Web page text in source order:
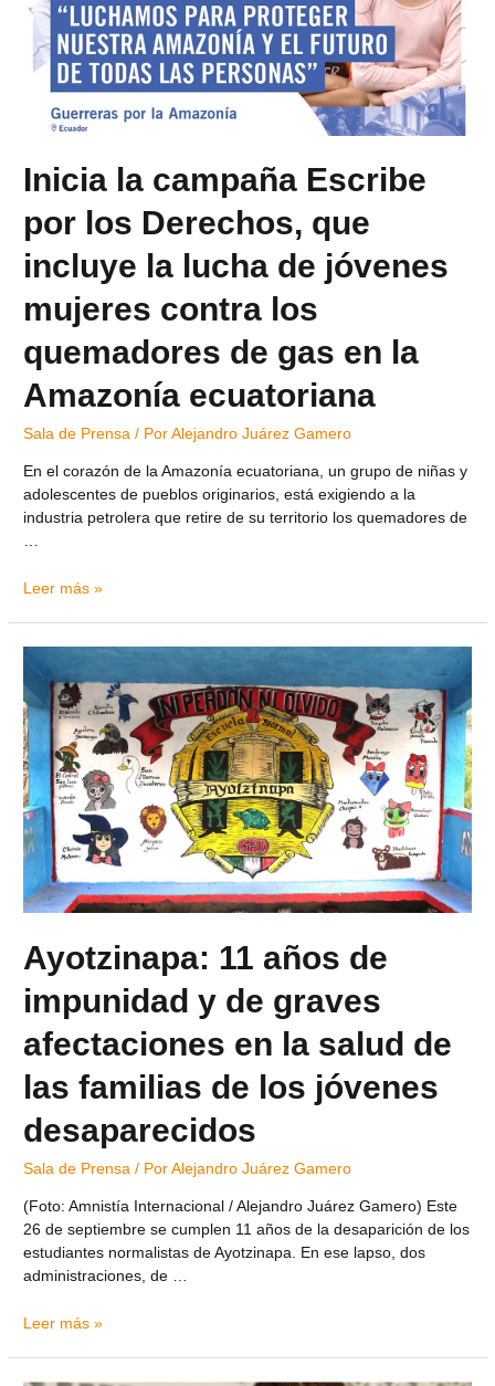
Inicia la campaña Escribe
por los Derechos, que
incluye la lucha de jóvenes
mujeres contra los
quemadores de gas en la
Amazonía ecuatoriana
Sala de Prensa / PorAlejandro Juárez Gamero
En el corazón de la Amazonía ecuatoriana, un grupo de niñas y
adolescentes de pueblos originarios, está exigiendo a la
industria petrolera que retire de su territorio los quemadores de
Leer más »
Ayotzinapa: 11 años de
impunidad y de graves
afectaciones en la salud de
las familias de los jóvenes
desaparecidos
Sala de Prensa / PorAlejandro Juárez Gamero
(Foto: Amnistía Internacional / Alejandro Juárez Gamero) Este
26 de septiembre se cumplen 11 años de la desaparición de los
estudiantes normalistas de Ayotzinapa. En ese lapso, dos
administraciones, de …
Leer más »